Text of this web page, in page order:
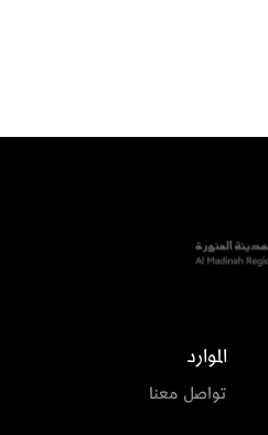
الموارد
تواصل معنا